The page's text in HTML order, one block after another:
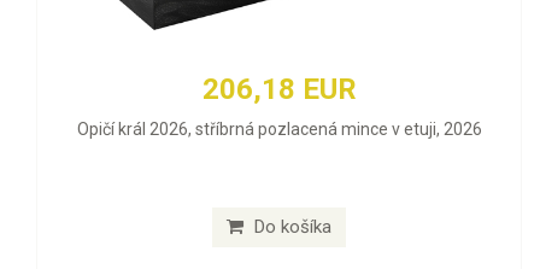
206,18 EUR
Opičí král 2026, stříbrná pozlacená mince v etuji, 2026
Do košíka